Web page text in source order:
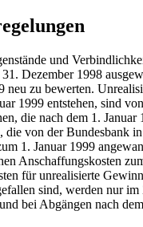
und
31. Dezember 1998
neu zu bewerten.
1999 entstehen, sind
die nach dem 1. Januar
die von der Bundesbank
1. Januar 1999
Anschaffungskosten
für unrealisierte
sind, werden nur im
bei Abgängen nach dem